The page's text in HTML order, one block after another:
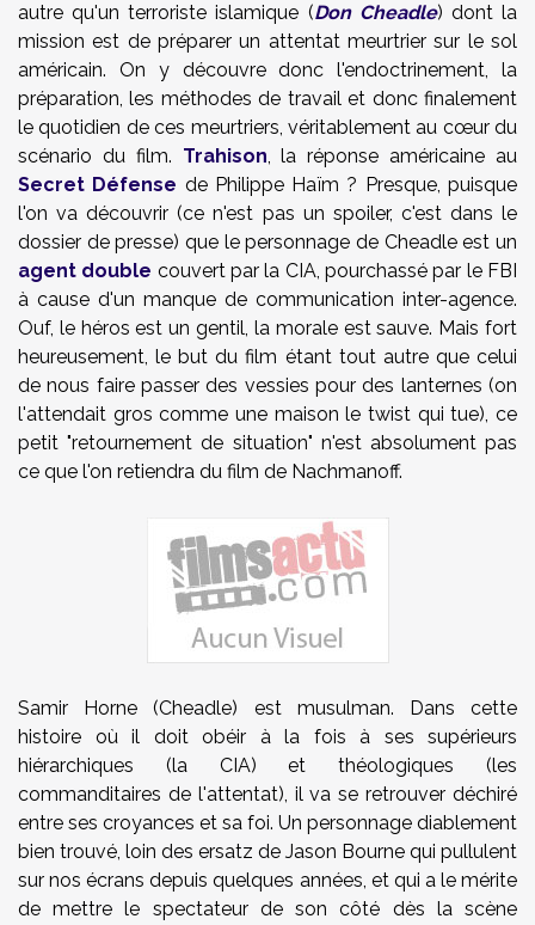
autre qu'un terroriste islamique (Don Cheadle) dont la
mission est de préparer un attentat meurtrier sur le sol
américain. On y découvre donc l'endoctrinement, la
préparation, les méthodes de travail et donc finalement
le quotidien de ces meurtriers, véritablement au cœur du
scénario du film. Trahison, la réponse américaine au
Secret Défense de Philippe Haïm ? Presque, puisque
l'on va découvrir (ce n'est pas un spoiler, c'est dans le
dossier de presse) que le personnage de Cheadle est un
agent double couvert par la CIA, pourchassé par le FBI
à cause d'un manque de communication inter-agence.
Ouf, le héros est un gentil, la morale est sauve. Mais fort
heureusement, le but du film étant tout autre que celui
de nous faire passer des vessies pour des lanternes (on
l'attendait gros comme une maison le twist qui tue), ce
petit "retournement de situation" n'est absolument pas
ce que l'on retiendra du film de Nachmanoff.
Samir Horne (Cheadle) est musulman. Dans cette
histoire où il doit obéir à la fois à ses supérieurs
hiérarchiques (la CIA) et théologiques (les
commanditaires de l'attentat), il va se retrouver déchiré
entre ses croyances et sa foi. Un personnage diablement
bien trouvé, loin des ersatz de Jason Bourne qui pullulent
sur nos écrans depuis quelques années, et qui a le mérite
de mettre le spectateur de son côté dès la scène